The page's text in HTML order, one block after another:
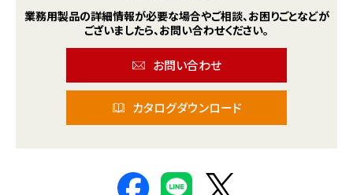
業務用製品の詳細情報が必要な場合やご相談、お困りごとなどが
ございましたら、お問い合わせください。
お問い合わせ
カタログダウンロード